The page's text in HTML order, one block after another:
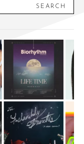
SEARCH